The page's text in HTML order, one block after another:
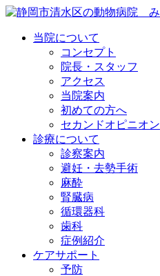
当院について
コンセプト
院長・スタッフ
アクセス
当院案内
初めての方へ
セカンドオピニオン
診療について
診察案内
避妊・去勢手術
麻酔
腎臓病
循環器科
歯科
症例紹介
ケアサポート
予防